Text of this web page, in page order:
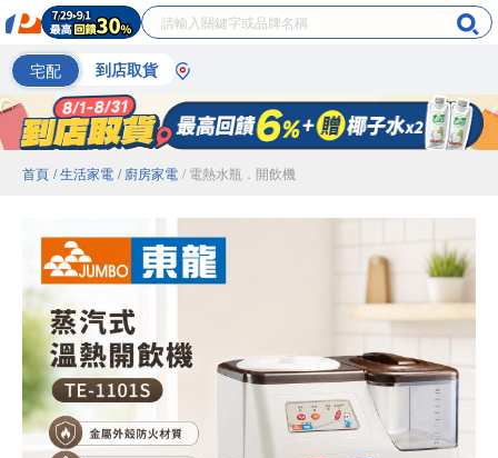
宅配 到店取貨
首頁 / 生活家電 / 廚房家電 / 電熱水瓶．開飲機